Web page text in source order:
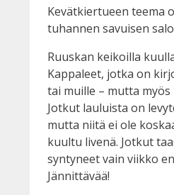
Kevätkiertueen teema
tuhannen savuisen
Ruuskan keikoilla
Kappaleet, jotka on
tai muille – mutta
Jotkut lauluista on
mutta niitä ei ole
kuultu livenä. Jotkut
syntyneet vain viikko
Jännittävää!